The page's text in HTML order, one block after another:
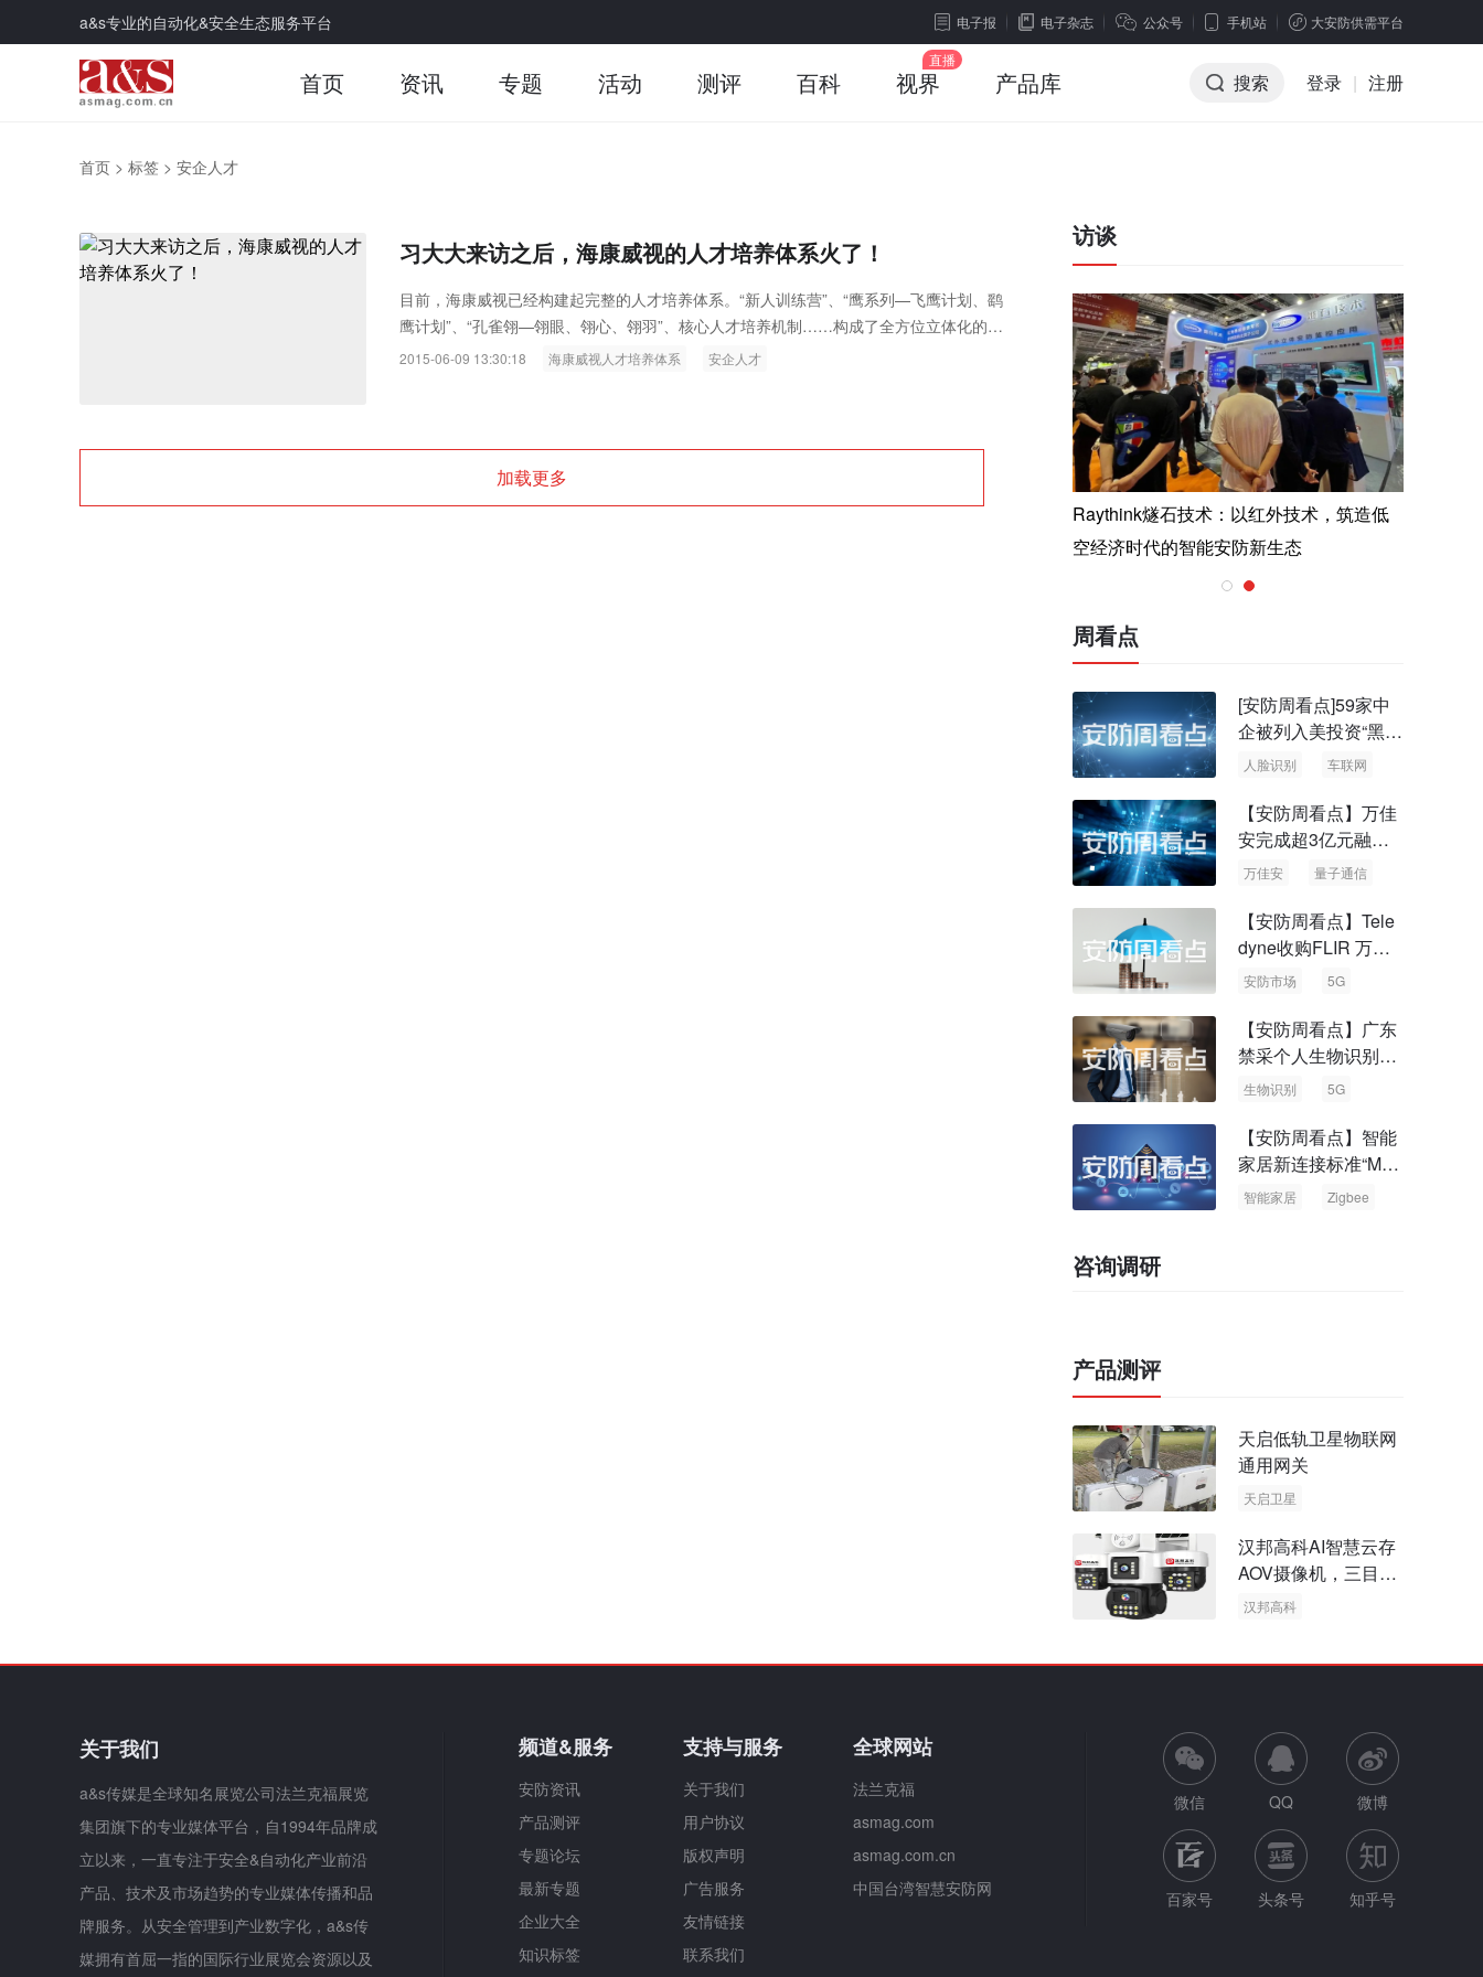
a&s专业的自动化&安全生态服务平台 电子报 电子杂志 公众号 手机站 大安防供需平台
首页 资讯 专题 活动 测评 百科 视界 产品库 搜索 登录 | 注册
首页 > 标签 > 安企人才
习大大来访之后，海康威视的人才培养体系火了！
目前，海康威视已经构建起完整的人才培养体系。“新人训练营”、“鹰系列—飞鹰计划、鹞
鹰计划”、“孔雀翎—翎眼、翎心、翎羽”、核心人才培养机制……构成了全方位立体化的培
训模式。2014年，公司在培训上投入了600多万元，培训总时长9万多小时。
2015-06-09 13:30:18 海康威视人才培养体系 安企人才
加载更多
访谈
Raythink燧石技术：以红外技术，筑造低 智联航空：无人机赋能应急救援与医疗运
Raythink燧石技术：以红外技术，筑造低
空经济时代的智能安防新生态
周看点
[安防周看点]59家中
企被列入美投资“黑名
单” 中国信通院启动
人脸识别 车联网
【安防周看点】万佳
安完成超3亿元融资
国内首批量子通信标
万佳安 量子通信
【安防周看点】Tele
dyne收购FLIR 万物
云新品牌“万御安防”
安防市场 5G
【安防周看点】广东
禁采个人生物识别信
息 中国5G基站占全
生物识别 5G
【安防周看点】智能
家居新连接标准“Matt
er” Zigbee联盟更名
智能家居 Zigbee
咨询调研
产品测评
天启低轨卫星物联网
通用网关
天启卫星
汉邦高科AI智慧云存
AOV摄像机，三目太
阳能多摄球机
汉邦高科
关于我们
a&s传媒是全球知名展览公司法兰克福展览
集团旗下的专业媒体平台，自1994年品牌成
立以来，一直专注于安全&自动化产业前沿
产品、技术及市场趋势的专业媒体传播和品
牌服务。从安全管理到产业数字化，a&s传
媒拥有首屈一指的国际行业展览会资源以及
频道&服务
安防资讯
产品测评
专题论坛
最新专题
企业大全
知识标签
支持与服务
关于我们
用户协议
版权声明
广告服务
友情链接
联系我们
全球网站
法兰克福
asmag.com
asmag.com.cn
中国台湾智慧安防网
微信 QQ 微博
百家号 头条号 知乎号